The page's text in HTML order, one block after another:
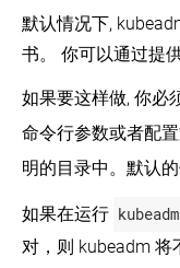
默认情况下,
书。 你可以通过提
如果要这样做, 你必
命令行参数或者配
明的目录中。默认
如果在运行
对，则 kubeadm 将